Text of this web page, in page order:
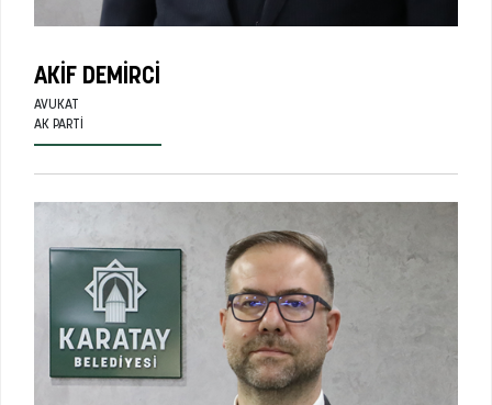
AKIF DEMIRCI
AVUKAT
AK PARTI